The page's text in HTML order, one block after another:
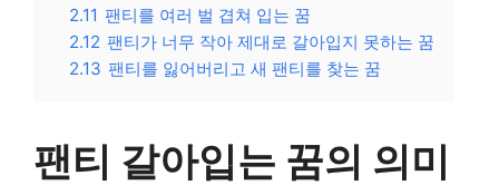
2.11 팬티를 여러 벌 겹쳐 입는 꿈
2.12 팬티가 너무 작아 제대로 갈아입지 못하는 꿈
2.13 팬티를 잃어버리고 새 팬티를 찾는 꿈
팬티 갈아입는 꿈의 의미